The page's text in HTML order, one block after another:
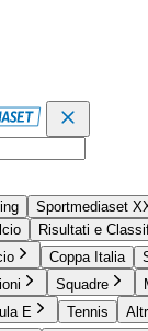
Sportmediaset
Risultati e
Coppa Italia
Squadre
E Tennis